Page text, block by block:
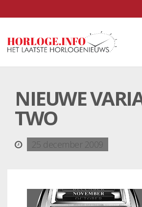
NIEUWE
TWO
25 december 2009